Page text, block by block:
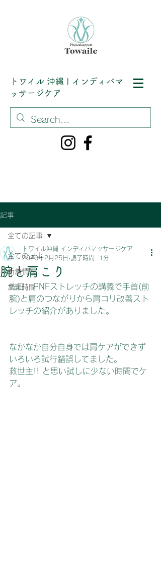
トワイル 沖縄 | インディバマ
ッサージケア
記事
全ての記事
新着情報
営業時間
全ての記事
腕と肩こり
トワイル沖縄 インディバマッサージケア
2020年2月25日 読了時間: 1分
先日、PNFストレッチの講義で手首(前
腕)と肩のつながりから肩コリ改善スト
レッチの紹介がありました。
なかなか自分自身では肩ケアができず
いろいろ試行錯誤してました。
救世主!! と思い試しに少ない時間でケ
ア。